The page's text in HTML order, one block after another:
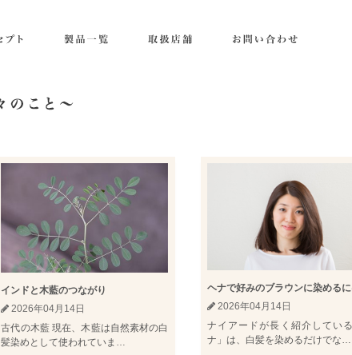
インドと木藍のつながり
2026年04月14日
古代の木藍 現在、木藍は自然素材の白
髪染めとして使われていま…
ヘナで好みのブラウンに染める
2026年04月14日
ナイアードが長く紹介してい
ナ」は、白髪を染めるだけでな…